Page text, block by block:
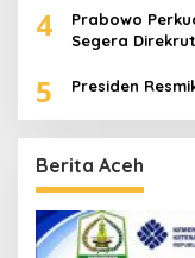
4
Prabowo
Segera Direkrut
5 Presiden
Berita Aceh